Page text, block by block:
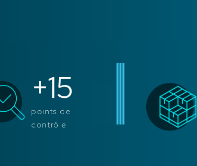
+15
points de
contrôle